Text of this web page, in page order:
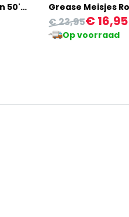
Roze met Witte Stippen 50's Sjaal
€ 16,95
€ 23,95
Op voorraad